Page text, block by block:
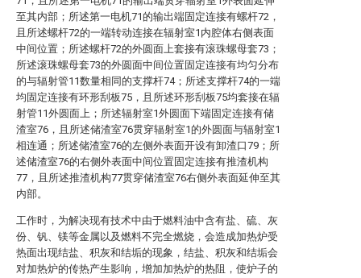
至其内部；所述第一电机71的输出端固定连接有螺杆72，
且所述螺杆72的一端转动连接在辐射室1内腔体右侧表面
中间位置；所述螺杆72的外圆面上套接有滚珠螺母套73；
所述滚珠螺母套73的外圆面中间位置固定连接有均匀分布
的与辐射管11数量相同的支撑杆74；所述支撑杆74的一端
均固定连接有环形刮板75，且所述环形刮板75均套接在辐
射管11外圆面上；所述辐射室1外圆面下端固定连接有储
渣室76，且所述储渣室76贯穿辐射室1的外圆面与辐射室1
相连通；所述储渣室76的左侧外表面开设有卸渣口79；所
述储渣室76的右侧外表面中间位置固定连接有推渣机构
77，且所述推渣机构77贯穿储渣室76右侧外表面延伸至其
内部。
工作时，为解决现有技术中由于燃料油中含有盐、硫、灰
份、钒、镁等金属以及燃料不完全燃烧，会造成加热炉受
热面出现结盐、积灰和结垢的现象，结盐、积灰和结垢会
对加热炉的传热产生影响，增加加热炉的热阻，使炉子的